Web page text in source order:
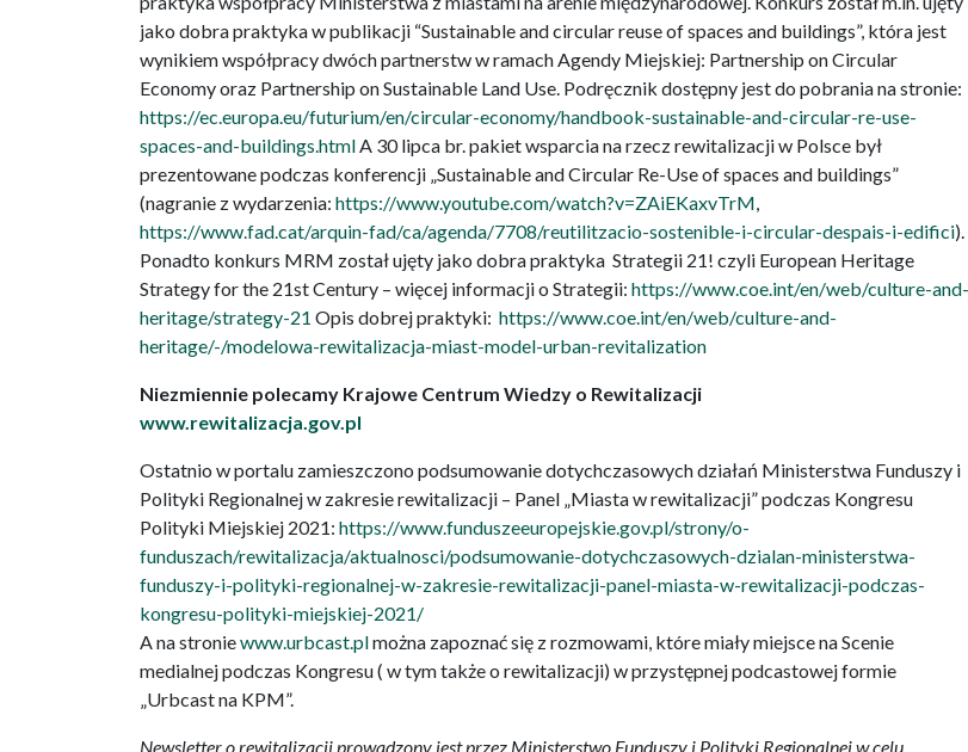
jako dobra praktyka w publikacji “Sustainable and circular reuse of spaces and buildings”, która jest
wynikiem współpracy dwóch partnerstw w ramach Agendy Miejskiej: Partnership on Circular
Economy oraz Partnership on Sustainable Land Use. Podręcznik dostępny jest do pobrania na stronie:
https://ec.europa.eu/futurium/en/circular-economy/handbook-sustainable-and-circular-re-use-
spaces-and-buildings.htmlA 30 lipca br. pakiet wsparcia na rzecz rewitalizacji w Polsce był
prezentowane podczas konferencji „Sustainable and Circular Re-Use of spaces and buildings”
(nagranie z wydarzenia: https://www.youtube.com/watch?v=ZAiEKaxvTrM,
https://www.fad.cat/arquin-fad/ca/agenda/7708/reutilitzacio-sostenible-i-circular-despais-i-edifici).
Ponadto konkurs MRM został ujęty jako dobra praktyka Strategii 21! czyli European Heritage
Strategy for the 21st Century – więcej informacji o Strategii: https://www.coe.int/en/web/culture-and-
heritage/strategy-21 Opis dobrej praktyki: https://www.coe.int/en/web/culture-and-
heritage/-/modelowa-rewitalizacja-miast-model-urban-revitalization
Niezmiennie polecamy Krajowe Centrum Wiedzy o Rewitalizacji
www.rewitalizacja.gov.pl
Ostatnio w portalu zamieszczono podsumowanie dotychczasowych działań Ministerstwa Funduszy i
Polityki Regionalnej w zakresie rewitalizacji – Panel „Miasta w rewitalizacji” podczas Kongresu
Polityki Miejskiej 2021: https://www.funduszeeuropejskie.gov.pl/strony/o-
funduszach/rewitalizacja/aktualnosci/podsumowanie-dotychczasowych-dzialan-ministerstwa-
funduszy-i-polityki-regionalnej-w-zakresie-rewitalizacji-panel-miasta-w-rewitalizacji-podczas-
kongresu-polityki-miejskiej-2021/
A na stroniewww.urbcast.plmożna zapoznać się z rozmowami, które miały miejsce na Scenie
medialnej podczas Kongresu ( w tym także o rewitalizacji) w przystępnej podcastowej formie
„Urbcast na KPM”.
Newsletter o rewitalizacji prowadzony jest przez Ministerstwo Funduszy i Polityki Regionalnej w celu